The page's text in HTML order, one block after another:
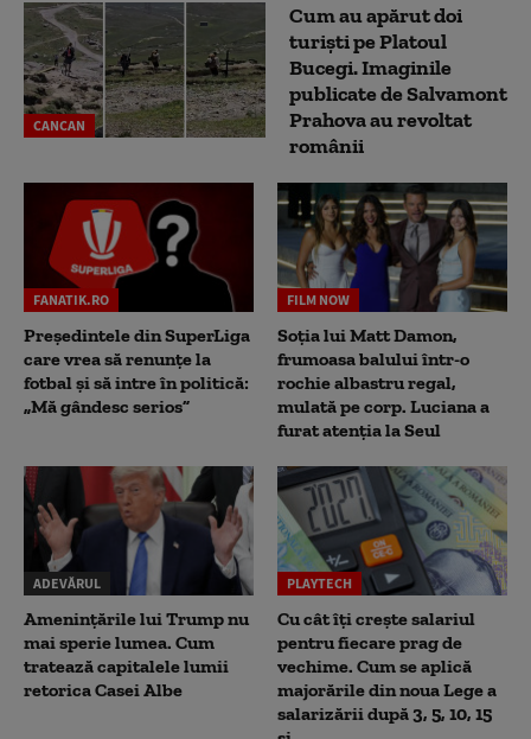
CANCAN
Cum au apărut doi
turiști pe Platoul
Bucegi. Imaginile
publicate de Salvamont
Prahova au revoltat
românii
FANATIK.RO
Președintele din SuperLiga
care vrea să renunțe la
fotbal și să intre în politică:
„Mă gândesc serios”
FILM NOW
Soția lui Matt Damon,
frumoasa balului într-o
rochie albastru regal,
mulată pe corp. Luciana a
furat atenția la Seul
ADEVĂRUL
Amenințările lui Trump nu
mai sperie lumea. Cum
tratează capitalele lumii
retorica Casei Albe
PLAYTECH
Cu cât îți crește salariul
pentru fiecare prag de
vechime. Cum se aplică
majorările din noua Lege a
salarizării după 3, 5, 10, 15